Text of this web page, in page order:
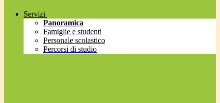
Servizi
Panoramica
Famiglie e studenti
Personale scolastico
Percorsi di studio